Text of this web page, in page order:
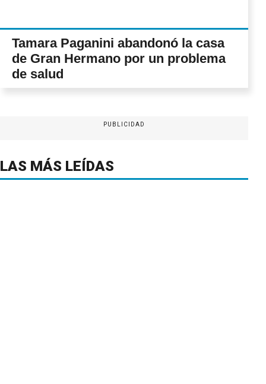
Tamara Paganini abandonó la casa
de Gran Hermano por un problema
de salud
PUBLICIDAD
LAS MÁS LEÍDAS